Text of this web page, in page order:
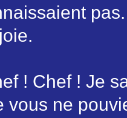
! Chef ! Je
vous ne